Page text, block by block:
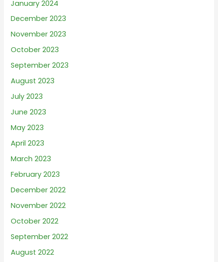
January 2024
December 2023
November 2023
October 2023
September 2023
August 2023
July 2023
June 2023
May 2023
April 2023
March 2023
February 2023
December 2022
November 2022
October 2022
September 2022
August 2022